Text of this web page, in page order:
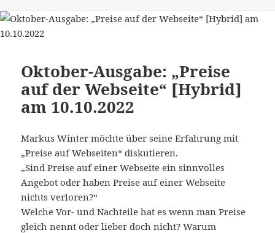
Oktober-Ausgabe: „Preise
auf der Webseite“ [Hybrid]
am 10.10.2022
Markus Winter möchte über seine Erfahrung mit
„Preise auf Webseiten“ diskutieren.
„Sind Preise auf einer Webseite ein sinnvolles
Angebot oder haben Preise auf einer Webseite
nichts verloren?“
Welche Vor- und Nachteile hat es wenn man Preise
gleich nennt oder lieber doch nicht? Warum